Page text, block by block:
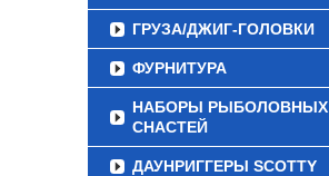
ГРУЗА/ДЖИГ-ГОЛОВКИ
ФУРНИТУРА
НАБОРЫ РЫБОЛОВНЫХ
СНАСТЕЙ
ДАУНРИГГЕРЫ SCOTTY